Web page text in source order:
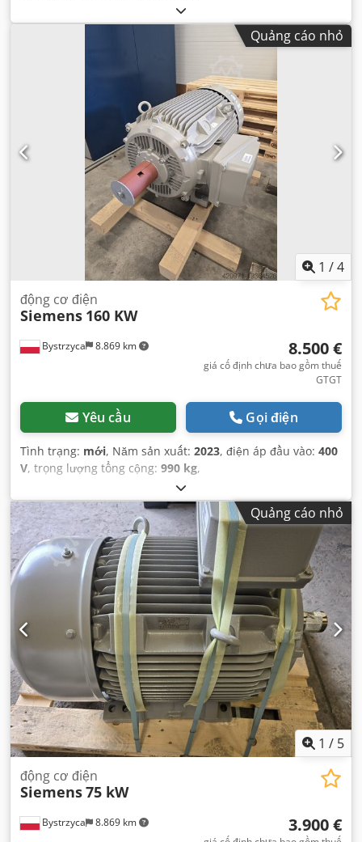
Quảng cáo nhỏ
1 /4
Bystrzyca 8.869 km
động cơ điện
Siemens 160 KW
8.500 €
giá cố định chưa bao gồm thuế
GTGT
Yêu cầu Gọi điện
Tình trạng: mới, Năm sản xuất: 2023, điện áp đầu vào: 400
V, trọng lượng tổng cộng: 990 kg,
Quảng cáo nhỏ
1 / 5
Bystrzyca 8.869 km
động cơ điện
Siemens75 kW
3.900 €